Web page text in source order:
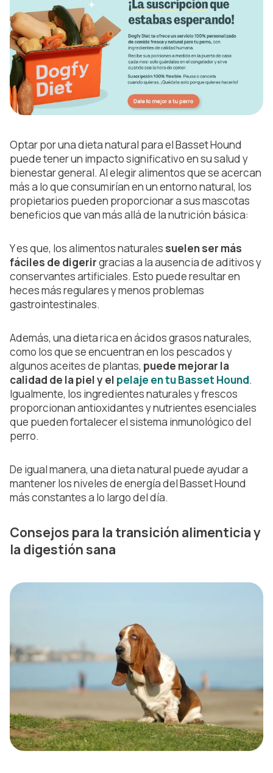
Optar por una dieta natural para el Basset Hound
puede tener un impacto significativo en su salud y
bienestar general. Al elegir alimentos que se acercan
más a lo que consumirían en un entorno natural, los
propietarios pueden proporcionar a sus mascotas
beneficios que van más allá de la nutrición básica:
Y es que, los alimentos naturales suelen ser más
fáciles de digerirgracias a la ausencia de aditivos y
conservantes artificiales. Esto puede resultar en
heces más regulares y menos problemas
gastrointestinales.
Además, una dieta rica en ácidos grasos naturales,
como los que se encuentran en los pescados y
algunos aceites de plantas, puede mejorar la
calidad de la piel y el pelaje en tu Basset Hound.
Igualmente, los ingredientes naturales y frescos
proporcionan antioxidantes y nutrientes esenciales
que pueden fortalecer el sistema inmunológico del
perro.
De igual manera, una dieta natural puede ayudar a
mantener los niveles de energía del Basset Hound
más constantes a lo largo del día.
Consejos para la transición alimenticia y
la digestión sana